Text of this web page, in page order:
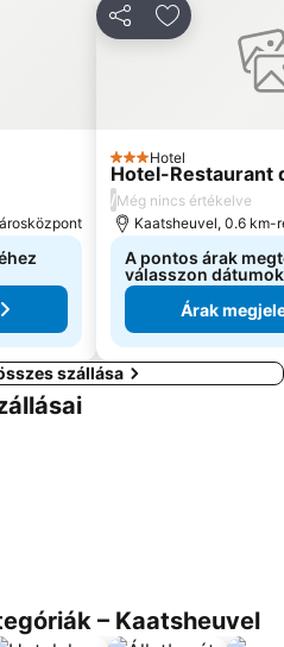
MegosztásHozzáadás
3 Kategória
Hotel
Hotel-Restaurant
/Még nincs értékelve
Kaatsheuvel, 0.6 km-
A pontos árak
válasszon
Árak
szállása
– Kaatsheuvel